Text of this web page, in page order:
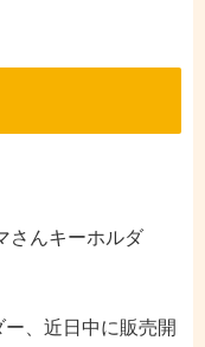
さんキーホルダ
、近日中に販売開